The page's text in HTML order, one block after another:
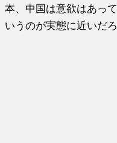
本、中国は意欲はあっ
いうのが実態に近いだろ